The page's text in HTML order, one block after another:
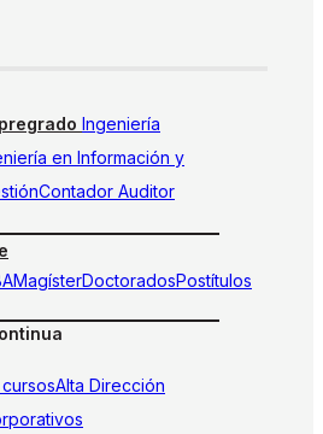
Ingeniería
en Información y
Contador Auditor
MagísterDoctoradosPostítulos
Alta Dirección